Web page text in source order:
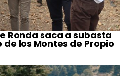
Ronda saca a subasta
los Montes de Propio